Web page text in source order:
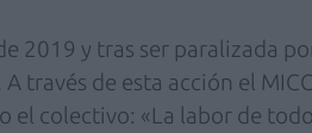
2019 y tras ser paralizada
través de esta acción el
el colectivo: «La labor de